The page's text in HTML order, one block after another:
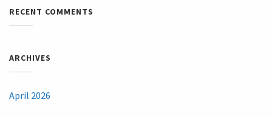
RECENT COMMENTS
ARCHIVES
April 2026